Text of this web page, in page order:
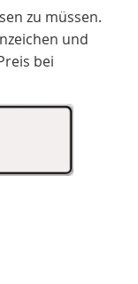
zu müssen.
und
bei